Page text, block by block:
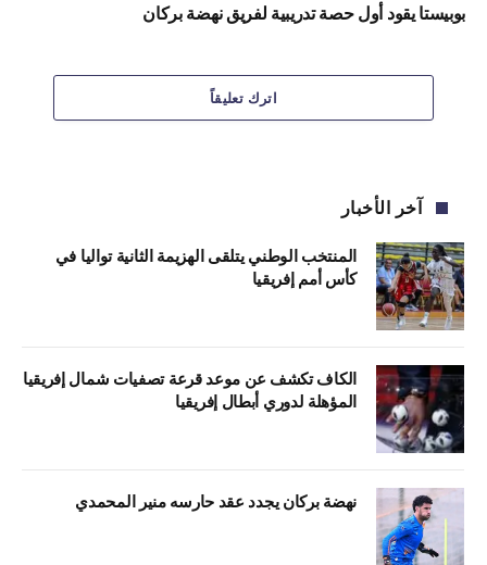
بوبيستا يقود أول حصة تدريبية لفريق نهضة بركان
اترك تعليقاً
آخر الأخبار
المنتخب الوطني يتلقى الهزيمة الثانية تواليا في
كأس أمم إفريقيا
الكاف تكشف عن موعد قرعة تصفيات شمال إفريقيا
المؤهلة لدوري أبطال إفريقيا
نهضة بركان يجدد عقد حارسه منير المحمدي